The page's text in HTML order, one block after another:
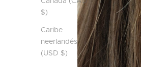
$)
Caribe
neerlandés
(USD $)